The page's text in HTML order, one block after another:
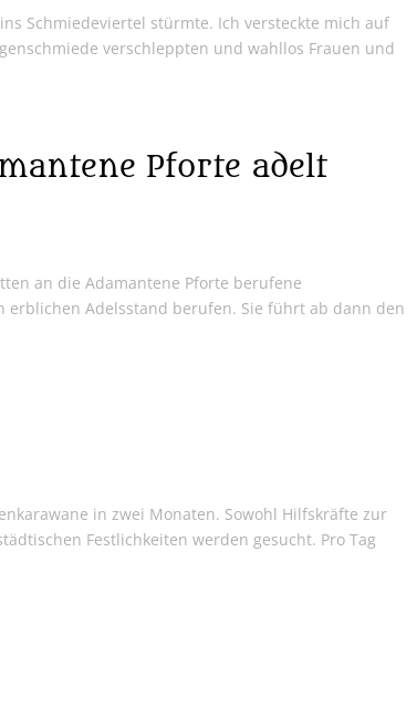
Schmiedeviertel stürmte. Ich versteckte mich auf
verschleppten und wahllos Frauen und
Pforte adelt
an die Adamantene Pforte berufene
Adelsstand berufen. Sie führt ab dann den
in zwei Monaten. Sowohl Hilfskräfte zur
Festlichkeiten werden gesucht. Pro Tag